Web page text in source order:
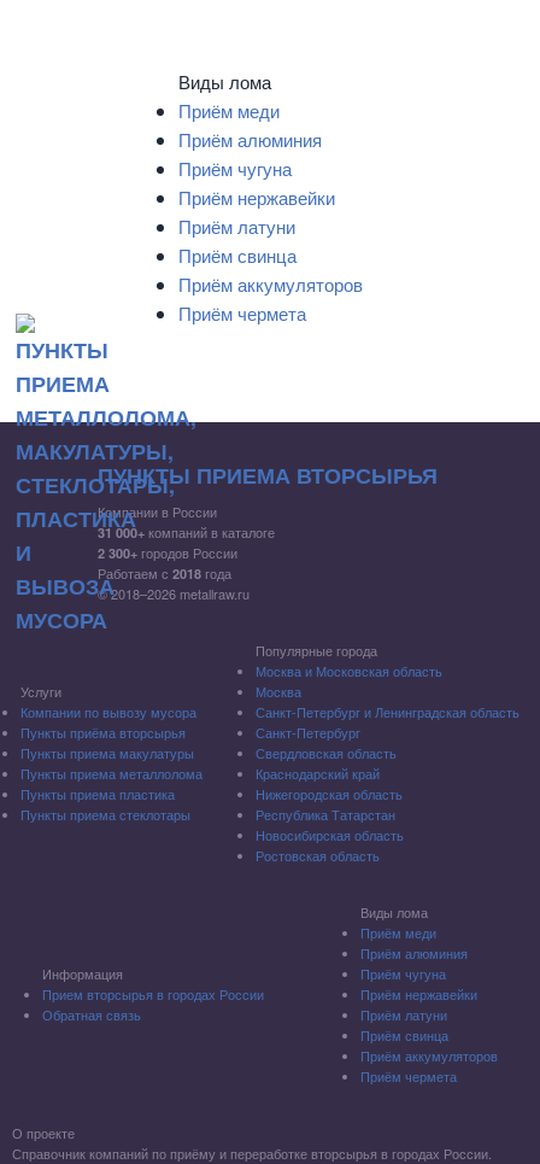
Виды лома
Приём меди
Приём алюминия
Приём чугуна
Приём нержавейки
Приём латуни
Приём свинца
Приём аккумуляторов
Приём чермета
ПУНКТЫ ПРИЕМА ВТОРСЫРЬЯ
Компании в России
31 000+ компаний в каталоге
2 300+ городов России
Работаем с 2018 года
© 2018–2026 metallraw.ru
Услуги
Компании по вывозу мусора
Пункты приёма вторсырья
Пункты приема макулатуры
Пункты приема металлолома
Пункты приема пластика
Пункты приема стеклотары
Популярные города
Москва и Московская область
Москва
Санкт-Петербург и Ленинградская область
Санкт-Петербург
Свердловская область
Краснодарский край
Нижегородская область
Республика Татарстан
Новосибирская область
Ростовская область
Информация
Прием вторсырья в городах России
Обратная связь
Виды лома
Приём меди
Приём алюминия
Приём чугуна
Приём нержавейки
Приём латуни
Приём свинца
Приём аккумуляторов
Приём чермета
О проекте
Справочник компаний по приёму и переработке вторсырья в городах России.